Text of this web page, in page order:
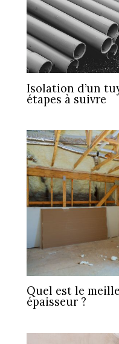
Isolation d’un
étapes à suivre
Quel est le
épaisseur ?